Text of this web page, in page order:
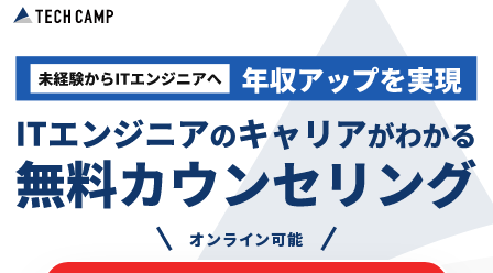
オンライン可能